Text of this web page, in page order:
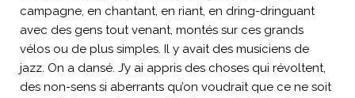
campagne, en chantant, en riant, en dring-dringuant
avec des gens tout venant, montés sur ces grands
vélos ou de plus simples. Il y avait des musiciens de
jazz. On a dansé. J’y ai appris des choses qui révoltent,
des non-sens si aberrants qu’on voudrait que ce ne soit